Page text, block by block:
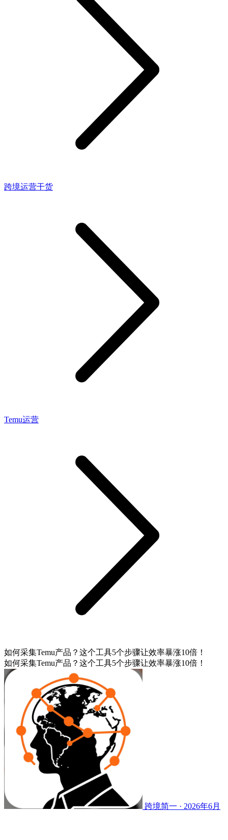
跨境运营干货
Temu运营
如何采集Temu产品？这个工具5个步骤让效率暴涨10倍！
如何采集Temu产品？这个工具5个步骤让效率暴涨10倍！
跨境简一 · 2026年6月